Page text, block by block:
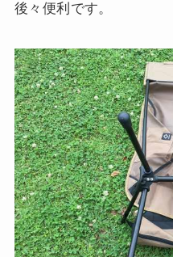
後々便利です。